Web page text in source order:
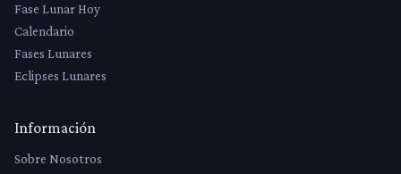
Fase Lunar Hoy
Calendario
Fases Lunares
Eclipses Lunares
Información
Sobre Nosotros